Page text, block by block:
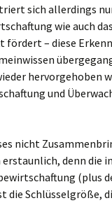
sich allerdings
wie auch
fördert – diese
hervorgehoben
und
nicht
denn
(plus
die Schlüsselgröße,